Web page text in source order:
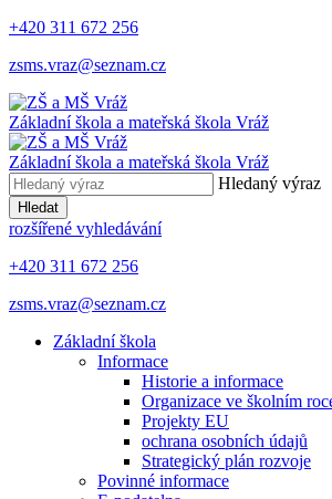
+420 311 672 256
zsms.vraz@seznam.cz
Základní škola a mateřská škola Vráž
Základní škola a mateřská škola Vráž
Hledaný výraz
Hledat
rozšířené vyhledávání
+420 311 672 256
zsms.vraz@seznam.cz
Základní škola
Informace
Historie a informace
Organizace ve školním
Projekty EU
ochrana osobních údajů
Strategický plán rozvoje
Povinné informace